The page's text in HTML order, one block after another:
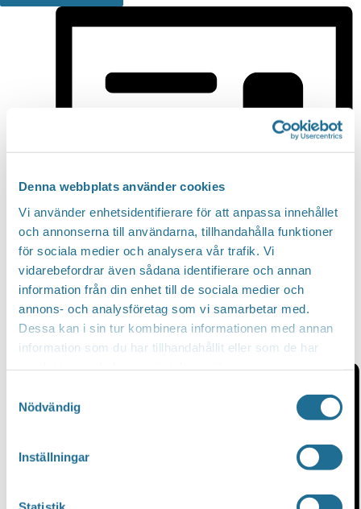
Denna webbplats använder cookies
Vi använder enhetsidentifierare för att anpassa innehållet
och annonserna till användarna, tillhandahålla funktioner
för sociala medier och analysera vår trafik. Vi
vidarebefordrar även sådana identifierare och annan
information från din enhet till de sociala medier och
annons- och analysföretag som vi samarbetar med.
Dessa kan i sin tur kombinera informationen med annan
information som du har tillhandahållit eller som de har
Nödvändig
Inställningar
Lista